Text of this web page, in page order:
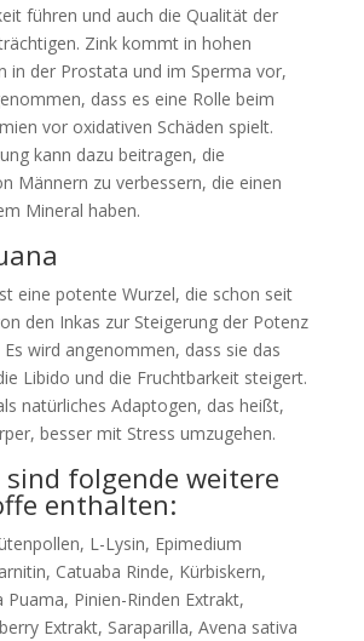
führen und auch die Qualität der
Zink kommt in hohen
in der Prostata und im Sperma vor,
dass es eine Rolle beim
vor oxidativen Schäden spielt.
kann dazu beitragen, die
Männern zu verbessern, die einen
Mineral haben.
eine potente Wurzel, die schon seit
den Inkas zur Steigerung der Potenz
wird angenommen, dass sie das
Libido und die Fruchtbarkeit steigert.
natürliches Adaptogen, das heißt,
besser mit Stress umzugehen.
folgende weitere
enthalten:
L-Lysin, Epimedium
Catuaba Rinde, Kürbiskern,
Puama, Pinien-Rinden Extrakt,
Extrakt, Saraparilla, Avena sativa